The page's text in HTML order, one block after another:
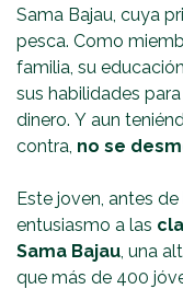
Sama Bajau, cuya
pesca. Como
familia, su
sus habilidades
dinero. Y aun
contra, no se
Este joven, antes
entusiasmo a las
Sama Bajau , una
que más de 400